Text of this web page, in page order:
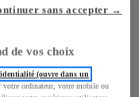
de vos choix
(ouvre dans un
votre ordinateur, votre mobile ou
sans accepter →